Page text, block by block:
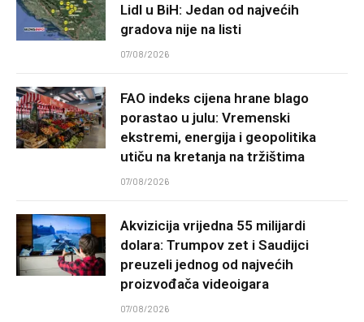
Lidl u BiH: Jedan od najvećih
gradova nije na listi
07/08/2026
FAO indeks cijena hrane blago
porastao u julu: Vremenski
ekstremi, energija i geopolitika
utiču na kretanja na tržištima
07/08/2026
Akvizicija vrijedna 55 milijardi
dolara: Trumpov zet i Saudijci
preuzeli jednog od najvećih
proizvođača videoigara
07/08/2026